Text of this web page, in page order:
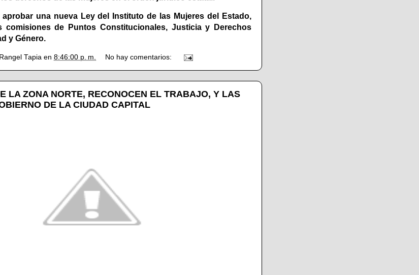
aprobar una nueva Ley del Instituto de las Mujeres del Estado,
comisiones de Puntos Constitucionales, Justicia y Derechos
y Género.
Tapia en 8:46:00 p. m. No hay comentarios:
LA ZONA NORTE, RECONOCEN EL TRABAJO, Y LAS
DE LA CIUDAD CAPITAL